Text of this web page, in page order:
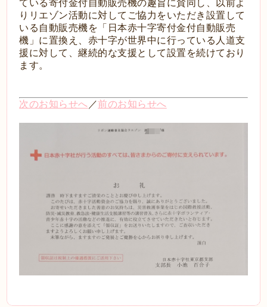
ている寄付金付自動販売機の趣旨に賛同し、以前よ
りリエゾン活動に対してご協力をいただき設置して
いる自動販売機を「日本赤十字寄付金付自動販売
機」に置換え、赤十字が世界中に行っている人道支
援に対して、継続的な支援として設置を続けており
ます。
次のお知らせへ ／前のお知らせへ